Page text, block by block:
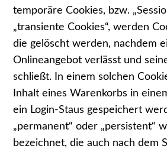
temporäre Cookies, bzw.
„transiente Cookies“, werden
die gelöscht werden, nachdem
Onlineangebot verlässt und
schließt. In einem solchen
Inhalt eines Warenkorbs in
ein Login-Staus gespeichert
„permanent“ oder „persistent“
bezeichnet, die auch nach dem